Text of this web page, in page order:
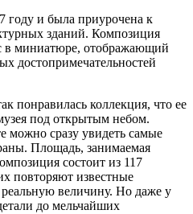
году и была приурочена к
зданий. Композиция
в миниатюре, отображающий
достопримечательностей
понравилась коллекция, что ее
под открытым небом.
можно сразу увидеть самые
Площадь, занимаемая
состоит из 117
повторяют известные
величину. Но даже у
до мельчайших